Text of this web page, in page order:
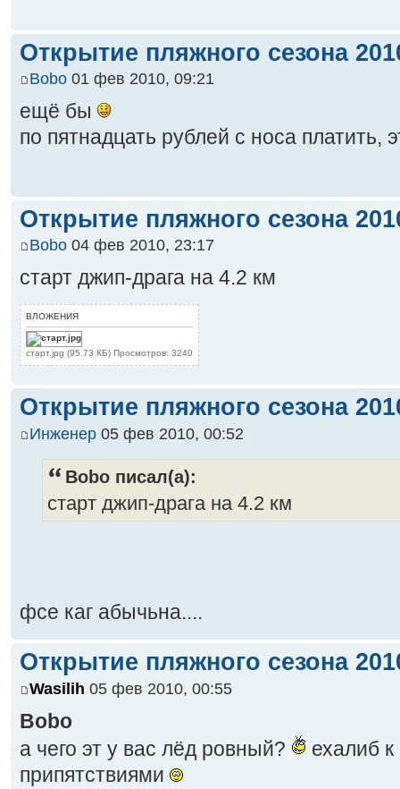
Открытие пляжного сезона
Bobo 01 фев 2010, 09:21
ещё бы
по пятнадцать рублей с носа платить,
Открытие пляжного сезона
Bobo 04 фев 2010, 23:17
старт джип-драга на 4.2 км
ВЛОЖЕНИЯ
старт.jpg (95.73 КБ) Просмотров: 3240
Открытие пляжного сезона
Инженер 05 фев 2010, 00:52
Bobo писал(а):
старт джип-драга на 4.2 км
фсе каг абычьна....
Открытие пляжного сезона
Wasilih 05 фев 2010, 00:55
Bobo
а чего эт у вас лёд ровный?
ехалиб
припятствиями